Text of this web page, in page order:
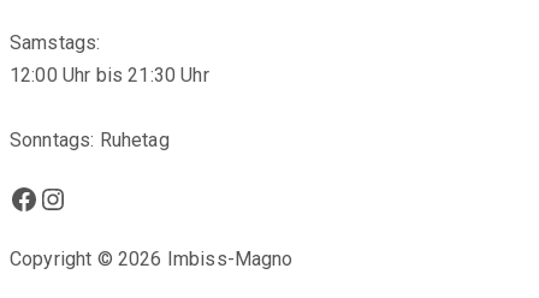
Samstags:
12:00 Uhr bis 21:30 Uhr
Sonntags: Ruhetag
Facebook
Instagram
Copyright © 2026 Imbiss-Magno